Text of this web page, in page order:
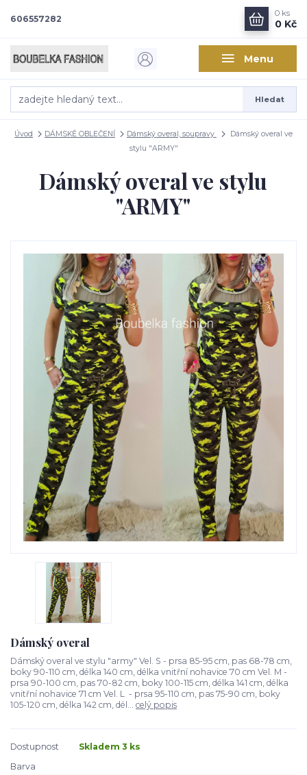
Menu
Hledat
606557282
0 ks
0 Kč
Úvod DÁMSKÉ OBLEČENÍ Dámský overal, soupravy
Dámský overal ve
stylu "ARMY"
Dámský overal ve stylu
"ARMY"
Dámský overal
Dámský overal ve stylu "army" Vel. S - prsa 85-95 cm, pas 68-78 cm,
boky 90-110 cm, délka 140 cm, délka vnitřní nohavice 70 cm Vel. M -
prsa 90-100 cm, pas 70-82 cm, boky 100-115 cm, délka 141 cm, délka
vnitřní nohavice 71 cm Vel. L - prsa 95-110 cm, pas 75-90 cm, boky
105-120 cm, délka 142 cm, dél... celý popis
Dostupnost
Skladem 3 ks
Barva